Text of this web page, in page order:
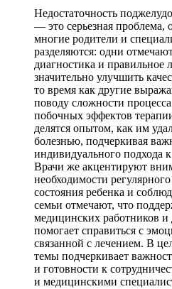
Недостаточность
— это серьезная проблема,
многие родители и
разделяются: одни
диагностика и правильное
значительно улучшить
то время как другие
поводу сложности
побочных эффектов
делятся опытом, как им
болезнью, подчеркивая
индивидуального подхода
Врачи же акцентируют
необходимости
состояния ребенка и
семьи отмечают, что
медицинских работников и
помогает справиться с
связанной с лечением. В
темы подчеркивает
и готовности к
и медицинскими